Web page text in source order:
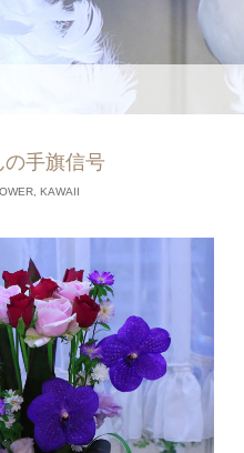
の手旗信号
KAWAII